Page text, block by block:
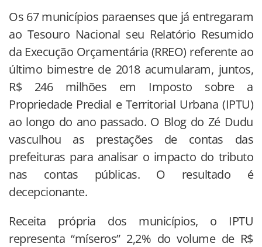
Os 67 municípios paraenses que já entregaram
ao Tesouro Nacional seu Relatório Resumido
da Execução Orçamentária (RREO) referente ao
último bimestre de 2018 acumularam, juntos,
R$ 246 milhões em Imposto sobre a
Propriedade Predial e Territorial Urbana (IPTU)
ao longo do ano passado. O Blog do Zé Dudu
vasculhou as prestações de contas das
prefeituras para analisar o impacto do tributo
nas contas públicas. O resultado é
decepcionante.
Receita própria dos municípios, o IPTU
representa “míseros” 2,2% do volume de R$